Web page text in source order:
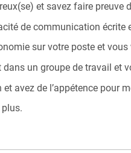
et savez faire
de communication écrite
sur votre poste et
un groupe de travail et
avez de l’appétence pour